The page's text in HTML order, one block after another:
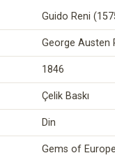
Guido Reni
George Austen
1846
Çelik Baskı
Din
Gems of